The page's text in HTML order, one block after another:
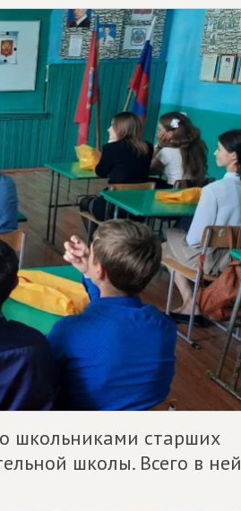
школьниками старших
школы. Всего в ней